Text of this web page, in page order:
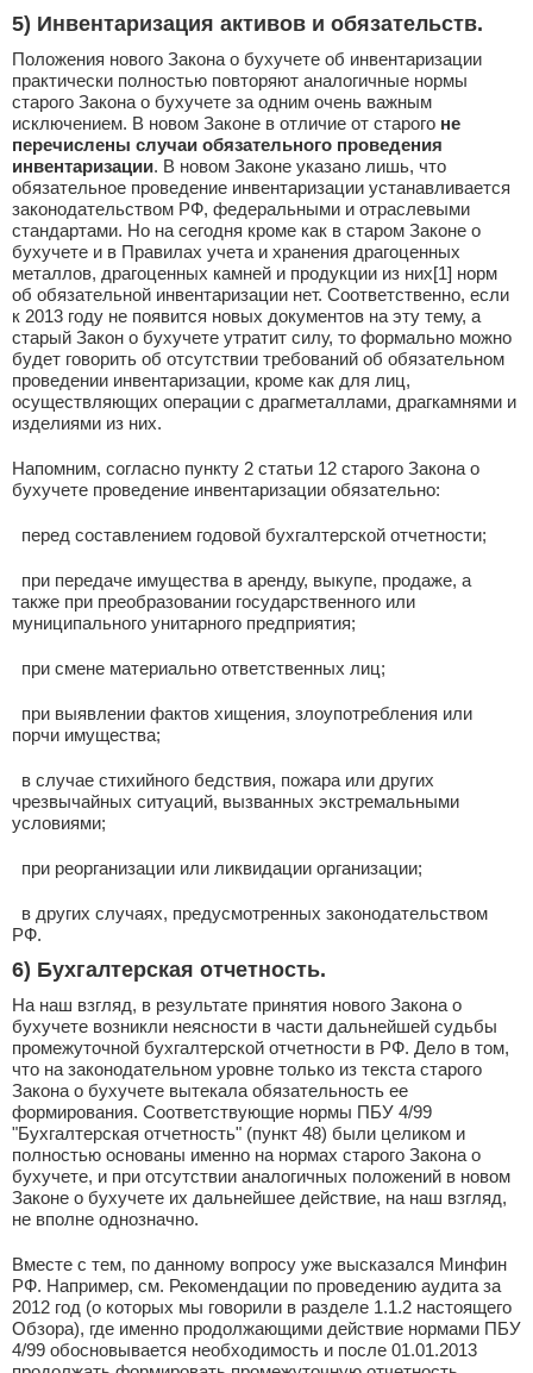
5) Инвентаризация активов и обязательств.
Положения нового Закона о бухучете об инвентаризации
практически полностью повторяют аналогичные нормы
старого Закона о бухучете за одним очень важным
исключением. В новом Законе в отличие от старого не
перечислены случаи обязательного проведения
инвентаризации. В новом Законе указано лишь, что
обязательное проведение инвентаризации устанавливается
законодательством РФ, федеральными и отраслевыми
стандартами. Но на сегодня кроме как в старом Законе о
бухучете и в Правилах учета и хранения драгоценных
металлов, драгоценных камней и продукции из них[1] норм
об обязательной инвентаризации нет. Соответственно, если
к 2013 году не появится новых документов на эту тему, а
старый Закон о бухучете утратит силу, то формально можно
будет говорить об отсутствии требований об обязательном
проведении инвентаризации, кроме как для лиц,
осуществляющих операции с драгметаллами, драгкамнями и
изделиями из них.
Напомним, согласно пункту 2 статьи 12 старого Закона о
бухучете проведение инвентаризации обязательно:
­ перед составлением годовой бухгалтерской отчетности;
­ при передаче имущества в аренду, выкупе, продаже, а
также при преобразовании государственного или
муниципального унитарного предприятия;
­ при смене материально ответственных лиц;
­ при выявлении фактов хищения, злоупотребления или
порчи имущества;
­ в случае стихийного бедствия, пожара или других
чрезвычайных ситуаций, вызванных экстремальными
условиями;
­ при реорганизации или ликвидации организации;
­ в других случаях, предусмотренных законодательством
РФ.
6) Бухгалтерская отчетность.
На наш взгляд, в результате принятия нового Закона о
бухучете возникли неясности в части дальнейшей судьбы
промежуточной бухгалтерской отчетности в РФ. Дело в том,
что на законодательном уровне только из текста старого
Закона о бухучете вытекала обязательность ее
формирования. Соответствующие нормы ПБУ 4/99
"Бухгалтерская отчетность" (пункт 48) были целиком и
полностью основаны именно на нормах старого Закона о
бухучете, и при отсутствии аналогичных положений в новом
Законе о бухучете их дальнейшее действие, на наш взгляд,
не вполне однозначно.
Вместе с тем, по данному вопросу уже высказался Минфин
РФ. Например, см. Рекомендации по проведению аудита за
2012 год (о которых мы говорили в разделе 1.1.2 настоящего
Обзора), где именно продолжающими действие нормами ПБУ
4/99 обосновывается необходимость и после 01.01.2013